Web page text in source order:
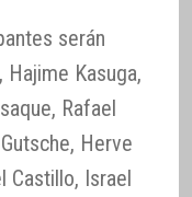
serán
Hajime Kasuga,
Rafael
Herve
Castillo, Israel